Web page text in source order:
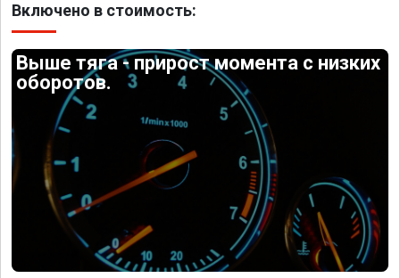
Включено в стоимость:
Выше тяга - прирост момента с низких
оборотов.